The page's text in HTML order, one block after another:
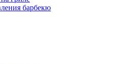
барбекю